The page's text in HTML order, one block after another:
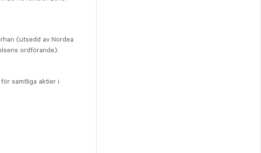
(utsedd av Nordea
ordförande).
samtliga aktier i